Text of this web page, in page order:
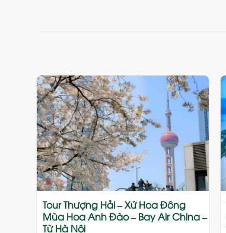
Add
Tour Thượng Hải – Xứ Hoa Đông
Mùa Hoa Anh Đào – Bay Air China –
Từ Hà Nội